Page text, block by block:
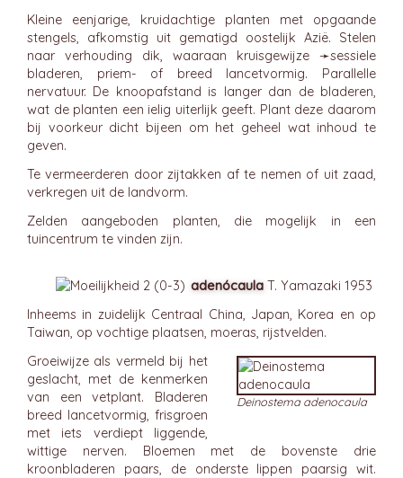
Kleine eenjarige, kruidachtige planten met opgaande
stengels, afkomstig uit gematigd oostelijk Azië. Stelen
naar verhouding dik, waaraan kruisgewijze ➛sessiele
bladeren, priem- of breed lancetvormig. Parallelle
nervatuur. De knoopafstand is langer dan de bladeren,
wat de planten een ielig uiterlijk geeft. Plant deze daarom
bij voorkeur dicht bijeen om het geheel wat inhoud te
geven.
Te vermeerderen door zijtakken af te nemen of uit zaad,
verkregen uit de landvorm.
Zelden aangeboden planten, die mogelijk in een
tuincentrum te vinden zijn.
adenócaula T. Yamazaki 1953
Inheems in zuidelijk Centraal China, Japan, Korea en op
Taiwan, op vochtige plaatsen, moeras, rijstvelden.
Deinostema adenocaula
Groeiwijze als vermeld bij het
geslacht, met de kenmerken
van een vetplant. Bladeren
breed lancetvormig, frisgroen
met iets verdiept liggende,
wittige nerven. Bloemen met de bovenste drie
kroonbladeren paars, de onderste lippen paarsig wit.